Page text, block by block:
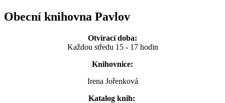
Obecní knihovna Pavlov
Otvírací doba:
Každou středu 15 - 17 hodin
Knihovnice:
Irena Jořenková
Katalog knih: